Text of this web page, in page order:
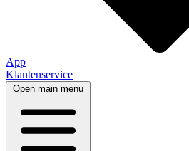
App
Klantenservice
Open main menu